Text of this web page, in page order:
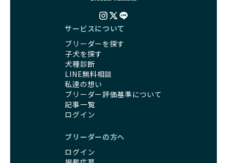
と経験を持っています。そのため、子犬を迎えた後の健康管
理やしつけ、生活スタイルに合わせた育て方について、丁寧
なアドバイスを受けられます。「この犬種ならではの特徴
は？」「食事はどうしたらいい？」など、疑問や悩みがあれ
ば、専門的な視点から解決のヒントをもらえるのも安心でき
るポイントです。
BreederFamiliesでは、すべてのブリーダーが厳しい基準を
クリアした方々だけです。運営チームがブリーダーに直接ヒ
アリングを行い、現地確認を経て透明性の高い情報を公開し
管理体制、社会性の取り組みといった客観的なデータを基に
子犬のお迎えまでのやりとりに不安を感じる方も多いかもし
を見分けるポイントとなります。
「引退犬も大切に」の詳細はこちら
社会化とは、ワンちゃんが人間や他の犬、日常の環境にスム
ーズに適応できるようにするプロセスです。ワンちゃんの社
会化は、生後3週間から12週間頃の「社会化期」と呼ばれる
時期が特に重要です。この期間は、ブリーダーが飼育してい
る時期と重なるため、ワンちゃんが人や他の犬、家庭環境に
対して適応力を高めるための基礎を築く貴重な機会となりま
他の犬との遊び、人や日常的な家庭環境への慣れを促すこと
で社会化を進めています。これにより、新しい家族に迎えら
れた後もストレスなく過ごせるようサポートします。
サービスについて
ブリーダーを探す
子犬を探す
犬種診断
LINE無料相談
私達の想い
ブリーダー評価基準について
記事一覧
ログイン
ブリーダーの方へ
ログイン